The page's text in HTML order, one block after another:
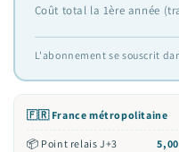
Coût total la 1ère année
L'abonnement se souscrit
🇫🇷 France métropolitaine
📦 Point relais J+3